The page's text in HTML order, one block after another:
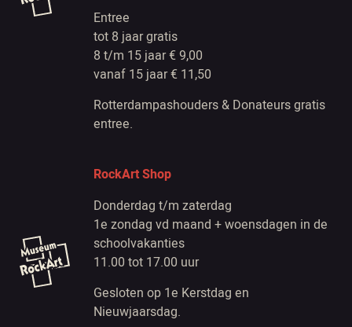
Entree
tot 8 jaar gratis
8 t/m 15 jaar € 9,00
vanaf 15 jaar € 11,50
Rotterdampashouders & Donateurs gratis
entree.
RockArt Shop
Donderdag t/m zaterdag
1e zondag vd maand + woensdagen in de
schoolvakanties
11.00 tot 17.00 uur
Gesloten op 1e Kerstdag en
Nieuwjaarsdag.